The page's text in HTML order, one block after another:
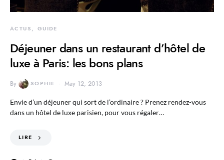
ACTUS GUIDE
Déjeuner dans un restaurant d’hôtel de
luxe à Paris: les bons plans
By SOPHIE May 12, 2013
Envie d’un déjeuner qui sort de l’ordinaire ? Prenez rendez-vous
dans un hôtel de luxe parisien, pour vous régaler…
LIRE